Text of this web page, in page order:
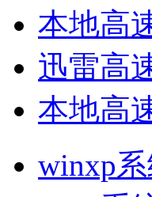
本地高
迅雷高
本地高
winxp